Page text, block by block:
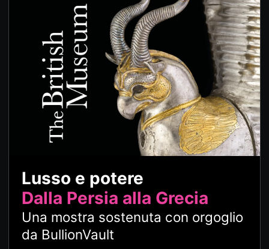
Lusso e potere
Dalla Persia alla Grecia
Una mostra sostenuta con orgoglio
da BullionVault